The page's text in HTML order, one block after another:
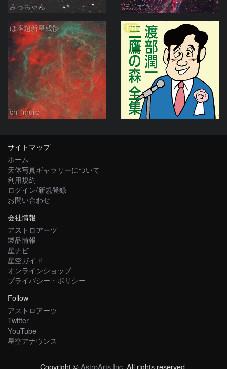
みっちゃん ほしすき
ほ座超新星残骸
chi_muro
PR
サイトマップ
ホーム
天体写真ギャラリーについて
利用規約
ログイン/新規登録
お問い合わせ
会社情報
アストロアーツ
製品情報
星ナビ
星空ガイド
オンラインショップ
プライバシー・ポリシー
Follow
アストロアーツ
Twitter
YouTube
星空アナウンス